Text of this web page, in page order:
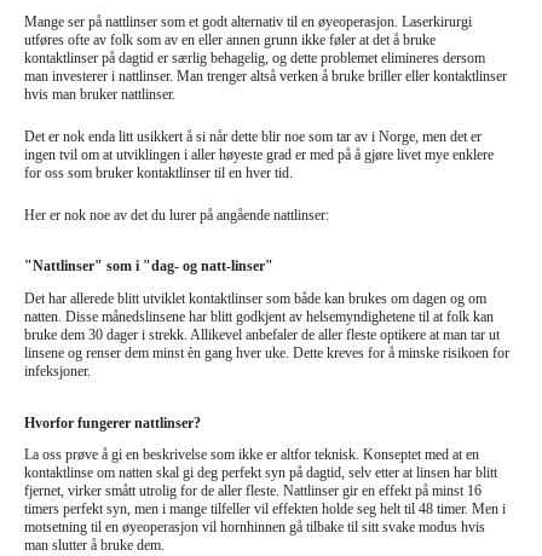
Mange ser på nattlinser som et godt alternativ til en øyeoperasjon. Laserkirurgi
utføres ofte av folk som av en eller annen grunn ikke føler at det å bruke
kontaktlinser på dagtid er særlig behagelig, og dette problemet elimineres dersom
man investerer i nattlinser. Man trenger altså verken å bruke briller eller kontaktlinser
hvis man bruker nattlinser.
Det er nok enda litt usikkert å si når dette blir noe som tar av i Norge, men det er
ingen tvil om at utviklingen i aller høyeste grad er med på å gjøre livet mye enklere
for oss som bruker kontaktlinser til en hver tid.
Her er nok noe av det du lurer på angående nattlinser:
"Nattlinser" som i "dag- og natt-linser"
Det har allerede blitt utviklet kontaktlinser som både kan brukes om dagen og om
natten. Disse månedslinsene har blitt godkjent av helsemyndighetene til at folk kan
bruke dem 30 dager i strekk. Allikevel anbefaler de aller fleste optikere at man tar ut
linsene og renser dem minst èn gang hver uke. Dette kreves for å minske risikoen for
infeksjoner.
Hvorfor fungerer nattlinser?
La oss prøve å gi en beskrivelse som ikke er altfor teknisk. Konseptet med at en
kontaktlinse om natten skal gi deg perfekt syn på dagtid, selv etter at linsen har blitt
fjernet, virker smått utrolig for de aller fleste. Nattlinser gir en effekt på minst 16
timers perfekt syn, men i mange tilfeller vil effekten holde seg helt til 48 timer. Men i
motsetning til en øyeoperasjon vil hornhinnen gå tilbake til sitt svake modus hvis
man slutter å bruke dem.